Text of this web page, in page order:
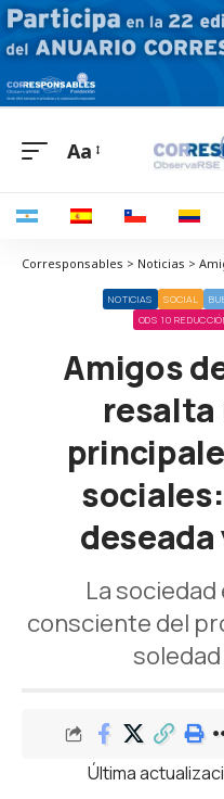
Aa
NOTICIAS SOCIAL
ODS 10
Amigos
resalta
La sociedad
consciente del
Última